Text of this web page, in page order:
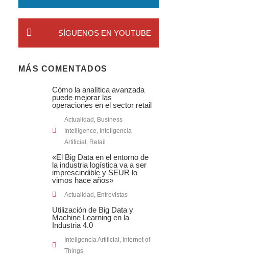
SÍGUENOS EN YOUTUBE
MÁS COMENTADOS
Cómo la analítica avanzada
puede mejorar las
operaciones en el sector retail
Actualidad , Business
Intelligence, Inteligencia
Artificial , Retail
«El Big Data en el entorno de
la industria logística va a ser
imprescindible y SEUR lo
vimos hace años»
Actualidad , Entrevistas
Utilización de Big Data y
Machine Learning en la
Industria 4.0
Inteligencia Artificial , Internet of
Things